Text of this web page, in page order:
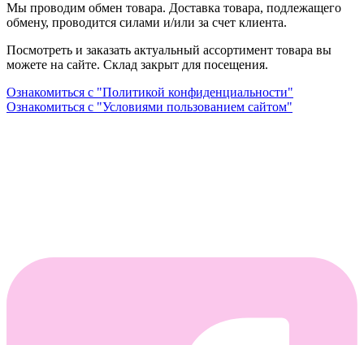
Мы проводим обмен товара. Доставка товара, подлежащего
обмену, проводится силами и/или за счет клиента.
Посмотреть и заказать актуальный ассортимент товара вы
можете на сайте. Склад закрыт для посещения.
Ознакомиться с "Политикой конфиденциальности"
Ознакомиться с "Условиями пользованием сайтом"